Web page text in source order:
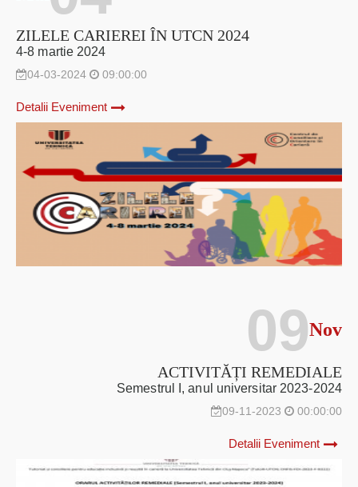
ZILELE CARIEREI ÎN UTCN 2024
4-8 martie 2024
04-03-2024 09:00:00
Detalii Eveniment
Nov
ACTIVITĂȚI REMEDIALE
Semestrul I, anul universitar 2023-2024
09-11-2023 00:00:00
Detalii Eveniment
09